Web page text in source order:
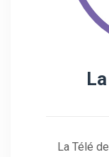
La Télé